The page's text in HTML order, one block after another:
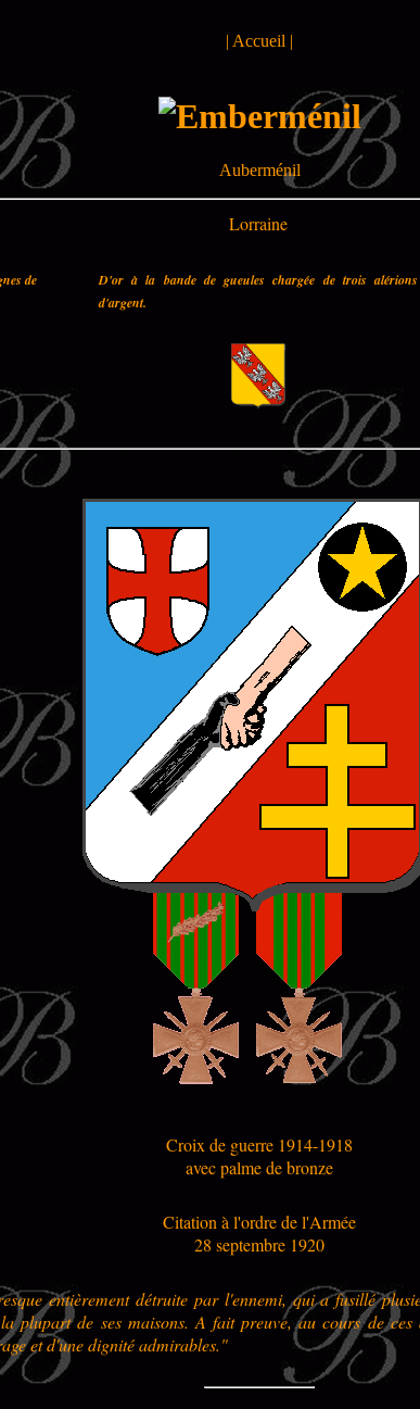
| Accueil |
Auberménil
Lorraine
de
D'or à la bande de gueules chargée de trois alérions
d'argent.
Croix de guerre 1914-1918
avec palme de bronze
Citation à l'ordre de l'Armée
28 septembre 1920
entièrement détruite par l'ennemi, qui a fusillé
plupart de ses maisons. A fait preuve, au cours de ces
et d'une dignité admirables."